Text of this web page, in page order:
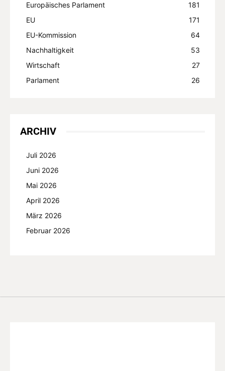
Europäisches Parlament
181
EU
171
EU-Kommission
64
Nachhaltigkeit
53
Wirtschaft
27
Parlament
26
ARCHIV
Juli 2026
Juni 2026
Mai 2026
April 2026
März 2026
Februar 2026